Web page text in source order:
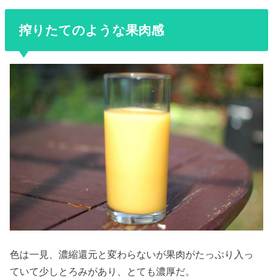
搾りたてのような果肉感
色は一見、濃縮還元と変わらないが果肉がたっぷり入っ
ていて少しとろみがあり、とても濃厚だ。